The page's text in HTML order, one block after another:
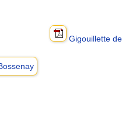
Gigouillette